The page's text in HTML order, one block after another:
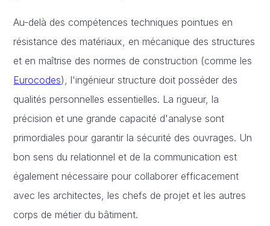
Au-delà des compétences techniques pointues en
résistance des matériaux, en mécanique des structures
et en maîtrise des normes de construction (comme les
Eurocodes), l'ingénieur structure doit posséder des
qualités personnelles essentielles. La rigueur, la
précision et une grande capacité d'analyse sont
primordiales pour garantir la sécurité des ouvrages. Un
bon sens du relationnel et de la communication est
également nécessaire pour collaborer efficacement
avec les architectes, les chefs de projet et les autres
corps de métier du bâtiment.